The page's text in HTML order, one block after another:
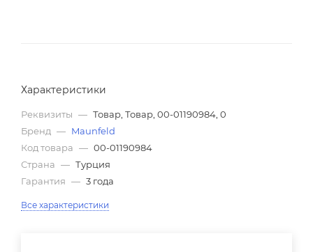
Характеристики
Реквизиты — Товар, Товар, 00-01190984, 0
Бренд — Maunfeld
Код товара — 00-01190984
Страна — Турция
Гарантия — 3 года
Все характеристики